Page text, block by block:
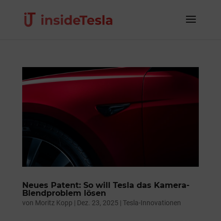
Neues Patent: So will Tesla das Kamera-
Blendproblem lösen
von Moritz Kopp | Dez. 23, 2025 | Tesla-Innovationen